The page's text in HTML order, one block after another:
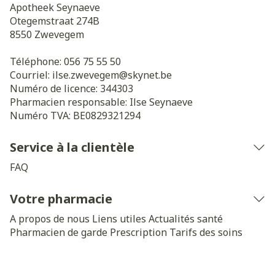
Apotheek Seynaeve
Otegemstraat 274B
8550 Zwevegem
Téléphone: 056 75 55 50
Courriel: ilse.zwevegem@skynet.be
Numéro de licence: 344303
Pharmacien responsable: Ilse Seynaeve
Numéro TVA: BE0829321294
Service à la clientèle
FAQ
Votre pharmacie
A propos de nous Liens utiles Actualités santé
Pharmacien de garde Prescription Tarifs des soins